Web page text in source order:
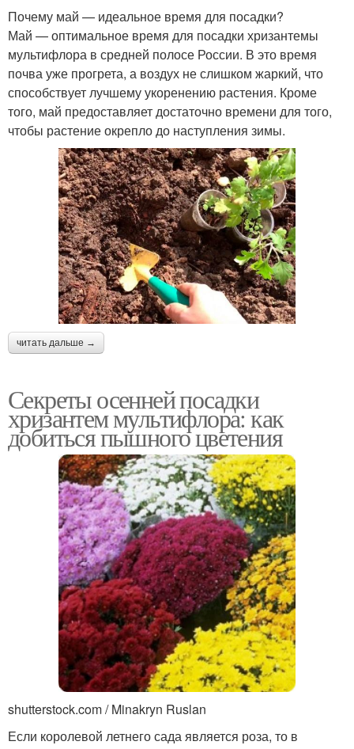
Почему май — идеальное время для посадки?
Май — оптимальное время для посадки хризантемы
мультифлора в средней полосе России. В это время
почва уже прогрета, а воздух не слишком жаркий, что
способствует лучшему укоренению растения. Кроме
того, май предоставляет достаточно времени для того,
чтобы растение окрепло до наступления зимы.
читать дальше →
Секреты осенней посадки
хризантем мультифлора: как
добиться пышного цветения
shutterstock.com / Minakryn Ruslan
Если королевой летнего сада является роза, то в